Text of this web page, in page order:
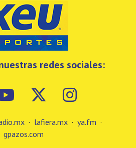
redes sociales:
· lafiera.mx · ya.fm ·
gpazos.com